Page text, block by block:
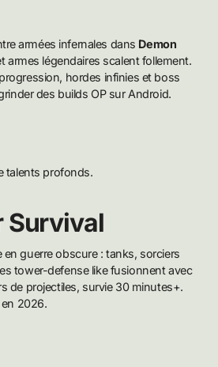
armées infernales dans Demon
armes légendaires scalent follement.
hordes infinies et boss
des builds OP sur Android.
talents profonds.
Survival
en guerre obscure : tanks, sorciers
tower-defense like fusionnent avec
de projectiles, survie 30 minutes+.
2026.